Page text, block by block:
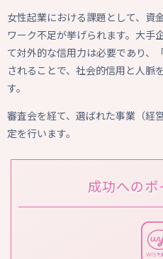
女性起業における課題として、資
ワーク不足が挙げられます。大手
て対外的な信用力は必要であり、
されることで、社会的信用と人脈
す。
審査会を経て、選ばれた事業（経
定を行います。
成功へのポ